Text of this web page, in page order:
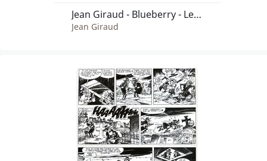
Jean Giraud - Blueberry - Le Cavalier perdu - planche originale no 42 - comic art
Jean Giraud